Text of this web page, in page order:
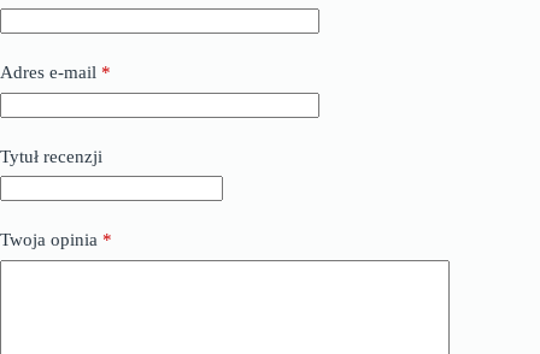
Adres e-mail *
Tytuł recenzji
Twoja opinia *